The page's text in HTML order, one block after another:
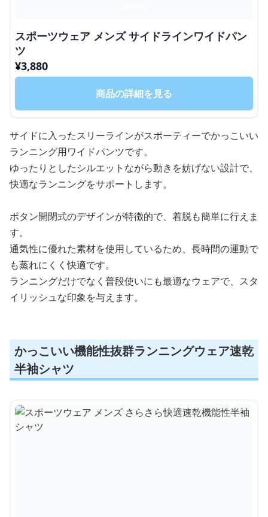
スポーツウェア メンズ サイドラインワイドパン
ツ
¥3,880
商品の詳細を見る
サイドに入ったスリーラインがスポーティーでかっこいい
ランニング用ワイドパンツです。
ゆったりとしたシルエットながら動きを妨げない設計で、
快適なランニングをサポートします。
ボタン開閉式のデザインが特徴的で、着脱も簡単に行えま
す。
通気性に優れた素材を使用しているため、長時間の運動で
も蒸れにくく快適です。
ランニングだけでなく普段使いにも最適なウェアで、スタ
イリッシュな印象を与えます。
かっこいい機能性抜群ランニングウェア速乾
半袖シャツ